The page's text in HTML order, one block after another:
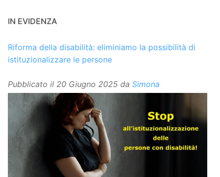
IN EVIDENZA
Riforma della disabilità: eliminiamo la possibilità di
istituzionalizzare le persone
Pubblicato il 20 Giugno 2025 da Simona